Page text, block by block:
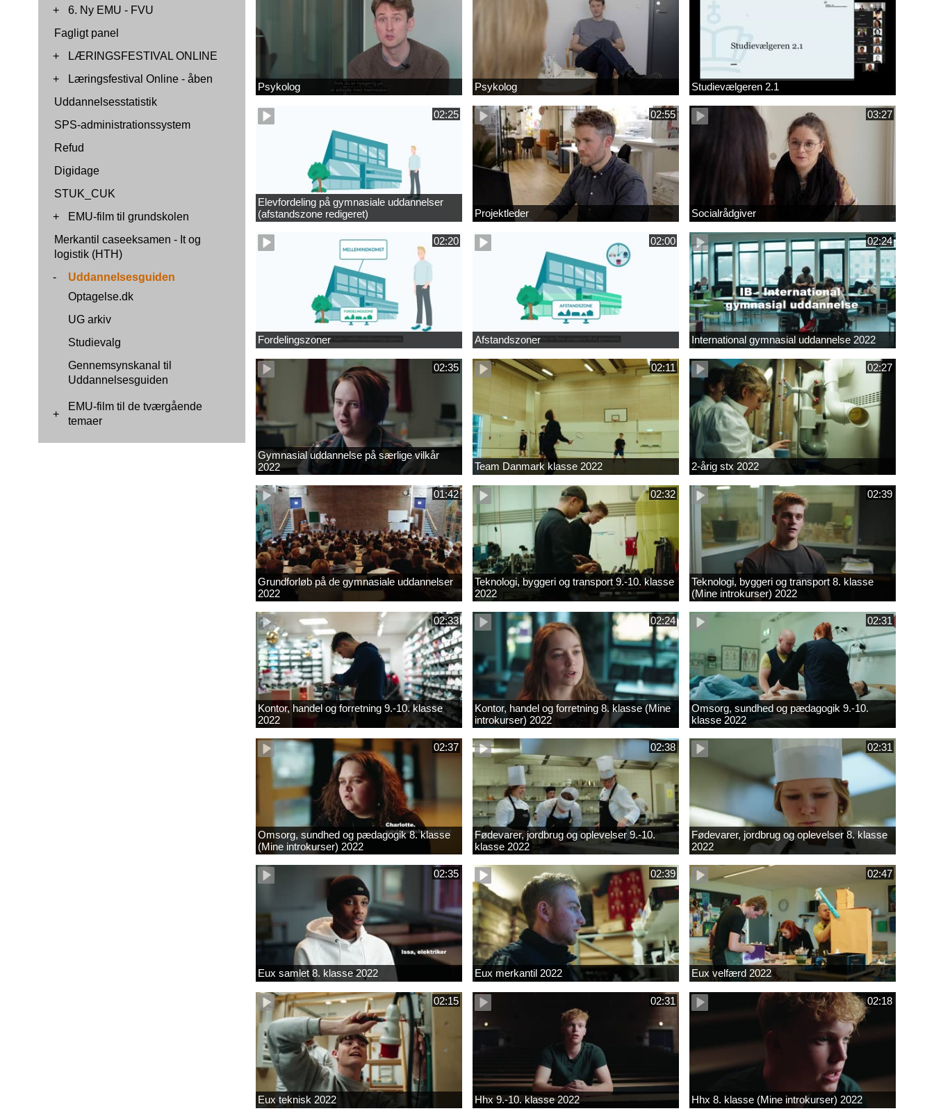
+
6. Ny EMU - FVU
Fagligt panel
+
LÆRINGSFESTIVAL ONLINE
+
Læringsfestival Online - åben
Uddannelsesstatistik
SPS-administrationssystem
Refud
Digidage
STUK_CUK
+
EMU-film til grundskolen
Merkantil caseeksamen - It og
logistik (HTH)
-
Uddannelsesguiden
Optagelse.dk
UG arkiv
Studievalg
Gennemsynskanal til
Uddannelsesguiden
+
EMU-film til de tværgående
temaer
Psykolog Psykolog Studievælgeren 2.1
02:25
Elevfordeling på gymnasiale uddannelser
(afstandszone redigeret)
02:55
Projektleder
03:27
Socialrådgiver
02:20
Fordelingszoner
02:00
Afstandszoner
02:24
International gymnasial uddannelse 2022
02:35
Gymnasial uddannelse på særlige vilkår
2022
02:11
Team Danmark klasse 2022
02:27
2-årig stx 2022
01:42
Grundforløb på de gymnasiale uddannelser
2022
02:32
Teknologi, byggeri og transport 9.-10. klasse
2022
02:39
Teknologi, byggeri og transport 8. klasse
(Mine introkurser) 2022
02:33
Kontor, handel og forretning 9.-10. klasse
2022
02:24
Kontor, handel og forretning 8. klasse (Mine
introkurser) 2022
02:31
Omsorg, sundhed og pædagogik 9.-10.
klasse 2022
02:37
Omsorg, sundhed og pædagogik 8. klasse
(Mine introkurser) 2022
02:38
Fødevarer, jordbrug og oplevelser 9.-10.
klasse 2022
02:31
Fødevarer, jordbrug og oplevelser 8. klasse
2022
02:35
Eux samlet 8. klasse 2022
02:39
Eux merkantil 2022
02:47
Eux velfærd 2022
02:15
Eux teknisk 2022
02:31
Hhx 9.-10. klasse 2022
02:18
Hhx 8. klasse (Mine introkurser) 2022